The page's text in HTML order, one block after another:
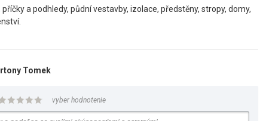
a podhledy, půdní vestavby, izolace, předstěny, stropy, domy,
Tomek
vyber hodnotenie